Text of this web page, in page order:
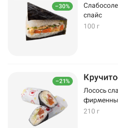
–30%
спайс
100 г
–21%
Лосось
210 г